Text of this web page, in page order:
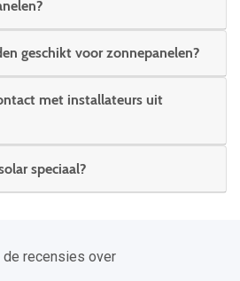
geschikt voor zonnepanelen?
met installateurs uit
speciaal?
de recensies over